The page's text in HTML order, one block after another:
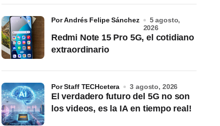
Redmi Note 15 Pro 5G, el cotidiano
extraordinario
por Andrés Felipe Sánchez
5 agosto,
2026
El verdadero futuro del 5G no son
los videos, es la IA en tiempo real!
por Staff TECHcetera 3 agosto, 2026